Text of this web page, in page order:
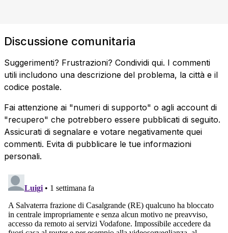
Discussione comunitaria
Suggerimenti? Frustrazioni? Condividi qui. I commenti
utili includono una descrizione del problema, la città e il
codice postale.
Fai attenzione ai "numeri di supporto" o agli account di
"recupero" che potrebbero essere pubblicati di seguito.
Assicurati di segnalare e votare negativamente quei
commenti. Evita di pubblicare le tue informazioni
personali.